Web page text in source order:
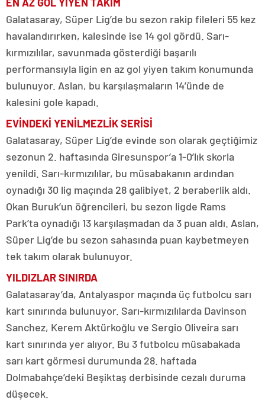
Galatasaray, Süper Lig’de bu sezon rakip fileleri 55 kez
havalandırırken, kalesinde ise 14 gol gördü. Sarı-
kırmızılılar, savunmada gösterdiği başarılı
performansıyla ligin en az gol yiyen takım konumunda
bulunuyor. Aslan, bu karşılaşmaların 14’ünde de
kalesini gole kapadı.
EVİNDEKİ YENİLMEZLİK SERİSİ
Galatasaray, Süper Lig’de evinde son olarak geçtiğimiz
sezonun 2. haftasında Giresunspor’a 1-0’lık skorla
yenildi. Sarı-kırmızılılar, bu müsabakanın ardından
oynadığı 30 lig maçında 28 galibiyet, 2 beraberlik aldı.
Okan Buruk’un öğrencileri, bu sezon ligde Rams
Park’ta oynadığı 13 karşılaşmadan da 3 puan aldı. Aslan,
Süper Lig’de bu sezon sahasında puan kaybetmeyen
tek takım olarak bulunuyor.
YILDIZLAR SINIRDA
Galatasaray’da, Antalyaspor maçında üç futbolcu sarı
kart sınırında bulunuyor. Sarı-kırmızılılarda Davinson
Sanchez, Kerem Aktürkoğlu ve Sergio Oliveira sarı
kart sınırında yer alıyor. Bu 3 futbolcu müsabakada
sarı kart görmesi durumunda 28. haftada
Dolmabahçe’deki Beşiktaş derbisinde cezalı duruma
düşecek.